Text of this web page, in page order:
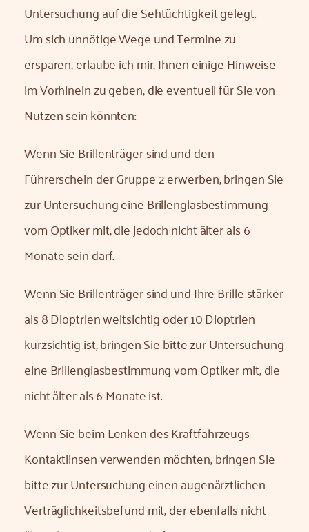
Untersuchung auf die Sehtüchtigkeit gelegt.
Um sich unnötige Wege und Termine zu
ersparen, erlaube ich mir, Ihnen einige Hinweise
im Vorhinein zu geben, die eventuell für Sie von
Nutzen sein könnten:
Wenn Sie Brillenträger sind und den
Führerschein der Gruppe 2 erwerben, bringen Sie
zur Untersuchung eine Brillenglasbestimmung
vom Optiker mit, die jedoch nicht älter als 6
Monate sein darf.
Wenn Sie Brillenträger sind und Ihre Brille stärker
als 8 Dioptrien weitsichtig oder 10 Dioptrien
kurzsichtig ist, bringen Sie bitte zur Untersuchung
eine Brillenglasbestimmung vom Optiker mit, die
nicht älter als 6 Monate ist.
Wenn Sie beim Lenken des Kraftfahrzeugs
Kontaktlinsen verwenden möchten, bringen Sie
bitte zur Untersuchung einen augenärztlichen
Verträglichkeitsbefund mit, der ebenfalls nicht